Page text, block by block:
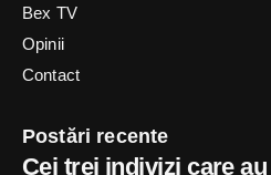
Bex TV
Opinii
Contact
Postări recente
Cei trei indivizi care